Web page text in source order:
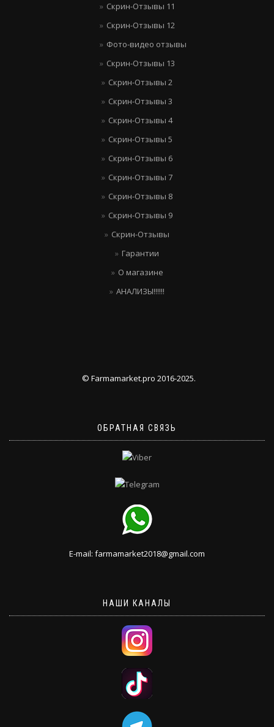
Скрин-Отзывы 11
Скрин-Отзывы 12
Фото-видео отзывы
Скрин-Отзывы 13
Скрин-Отзывы 2
Скрин-Отзывы 3
Скрин-Отзывы 4
Скрин-Отзывы 5
Скрин-Отзывы 6
Скрин-Отзывы 7
Скрин-Отзывы 8
Скрин-Отзывы 9
Скрин-Отзывы
Гарантии
О магазине
АНАЛИЗЫ!!!!!!
© Farmamarket.pro 2016-2025.
ОБРАТНАЯ СВЯЗЬ
E-mail: farmamarket2018@gmail.com
НАШИ КАНАЛЫ